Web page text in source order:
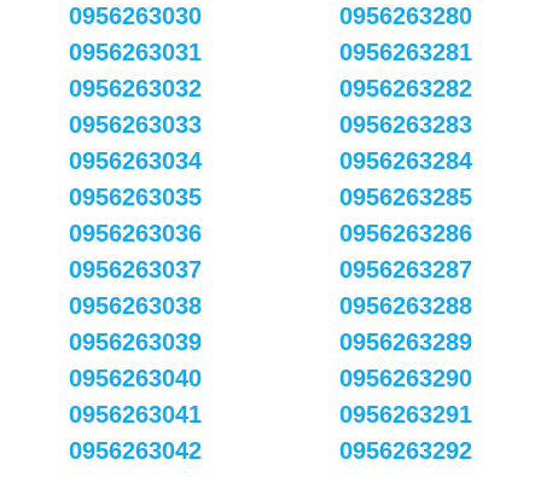
0956263030
0956263031
0956263032
0956263033
0956263034
0956263035
0956263036
0956263037
0956263038
0956263039
0956263040
0956263041
0956263042
0956263280
0956263281
0956263282
0956263283
0956263284
0956263285
0956263286
0956263287
0956263288
0956263289
0956263290
0956263291
0956263292